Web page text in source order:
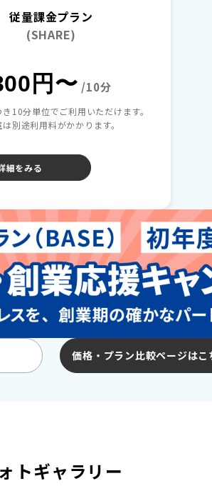
従量課金プラン
(SHARE)
円〜 /10分
10分単位でご利用いただけます。
別途利用料がかかります。
細をみる
価格・プラン比較ページはこ
トギャラリー